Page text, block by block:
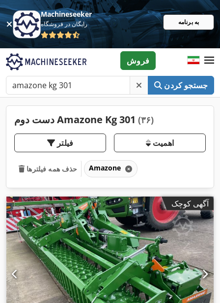
Machineseeker
رایگان در فروشگاه به برنامه
جستجو کردن
فروش
دست دوم Amazone Kg 301 (۳۶)
فیلتر اهمیت
حذف همه فیلترها Amazone
آگهی کوچک